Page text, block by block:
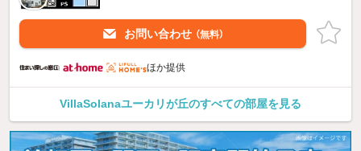
お問い合わせ （無料）
ほか提供
VillaSolanaユーカリが丘のすべての部屋を見る